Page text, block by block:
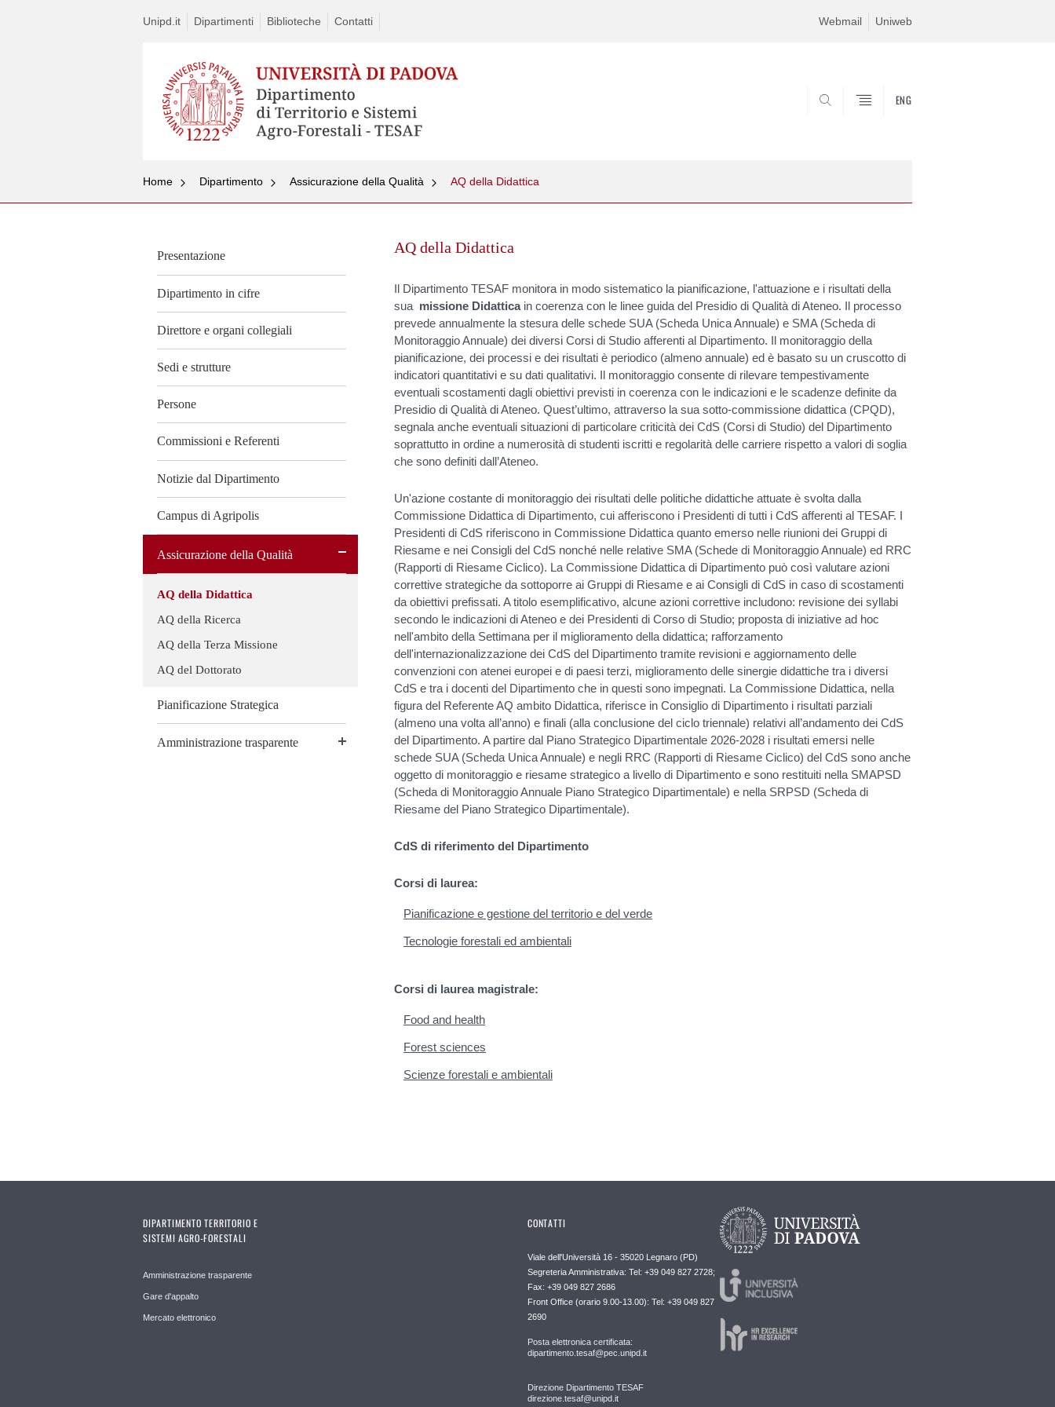
Unipd.it Dipartimenti Biblioteche Contatti Webmail Uniweb
ENG
Home Dipartimento Assicurazione della Qualità AQ della Didattica
Presentazione
Dipartimento in cifre
Direttore e organi collegiali
Sedi e strutture
Persone
Commissioni e Referenti
Notizie dal Dipartimento
Campus di Agripolis
Assicurazione della Qualità
AQ della Didattica
AQ della Ricerca
AQ della Terza Missione
AQ del Dottorato
Pianificazione Strategica
Amministrazione trasparente
AQ della Didattica
Il Dipartimento TESAF monitora in modo sistematico la pianificazione, l'attuazione e i risultati della
sua missione Didatticain coerenza con le linee guida del Presidio di Qualità di Ateneo. Il processo
prevede annualmente la stesura delle schede SUA (Scheda Unica Annuale) e SMA (Scheda di
Monitoraggio Annuale) dei diversi Corsi di Studio afferenti al Dipartimento. Il monitoraggio della
pianificazione, dei processi e dei risultati è periodico (almeno annuale) ed è basato su un cruscotto di
indicatori quantitativi e su dati qualitativi. Il monitoraggio consente di rilevare tempestivamente
eventuali scostamenti dagli obiettivi previsti in coerenza con le indicazioni e le scadenze definite da
Presidio di Qualità di Ateneo. Quest’ultimo, attraverso la sua sotto-commissione didattica (CPQD),
segnala anche eventuali situazioni di particolare criticità dei CdS (Corsi di Studio) del Dipartimento
soprattutto in ordine a numerosità di studenti iscritti e regolarità delle carriere rispetto a valori di soglia
che sono definiti dall’Ateneo.
Un'azione costante di monitoraggio dei risultati delle politiche didattiche attuate è svolta dalla
Commissione Didattica di Dipartimento, cui afferiscono i Presidenti di tutti i CdS afferenti al TESAF. I
Presidenti di CdS riferiscono in Commissione Didattica quanto emerso nelle riunioni dei Gruppi di
Riesame e nei Consigli del CdS nonché nelle relative SMA (Schede di Monitoraggio Annuale) ed RRC
(Rapporti di Riesame Ciclico). La Commissione Didattica di Dipartimento può così valutare azioni
correttive strategiche da sottoporre ai Gruppi di Riesame e ai Consigli di CdS in caso di scostamenti
da obiettivi prefissati. A titolo esemplificativo, alcune azioni correttive includono: revisione dei syllabi
secondo le indicazioni di Ateneo e dei Presidenti di Corso di Studio; proposta di iniziative ad hoc
nell'ambito della Settimana per il miglioramento della didattica; rafforzamento
dell'internazionalizzazione dei CdS del Dipartimento tramite revisioni e aggiornamento delle
convenzioni con atenei europei e di paesi terzi, miglioramento delle sinergie didattiche tra i diversi
CdS e tra i docenti del Dipartimento che in questi sono impegnati. La Commissione Didattica, nella
figura del Referente AQ ambito Didattica, riferisce in Consiglio di Dipartimento i risultati parziali
(almeno una volta all’anno) e finali (alla conclusione del ciclo triennale) relativi all’andamento dei CdS
del Dipartimento. A partire dal Piano Strategico Dipartimentale 2026-2028 i risultati emersi nelle
schede SUA (Scheda Unica Annuale) e negli RRC (Rapporti di Riesame Ciclico) del CdS sono anche
oggetto di monitoraggio e riesame strategico a livello di Dipartimento e sono restituiti nella SMAPSD
(Scheda di Monitoraggio Annuale Piano Strategico Dipartimentale) e nella SRPSD (Scheda di
Riesame del Piano Strategico Dipartimentale).
CdS di riferimento del Dipartimento
Corsi di laurea:
Pianificazione e gestione del territorio e del verde
Tecnologie forestali ed ambientali
Corsi di laurea magistrale:
Food and health
Forest sciences
Scienze forestali e ambientali
DIPARTIMENTO TERRITORIO E
SISTEMI AGRO-FORESTALI
Amministrazione trasparente
Gare d'appalto
Mercato elettronico
CONTATTI
Viale dell'Università 16 - 35020 Legnaro (PD)
Segreteria Amministrativa: Tel: +39 049 827 2728;
Fax: +39 049 827 2686
Front Office (orario 9.00-13.00): Tel: +39 049 827
2690
Posta elettronica certificata:
dipartimento.tesaf@pec.unipd.it
Direzione Dipartimento TESAF
direzione.tesaf@unipd.it